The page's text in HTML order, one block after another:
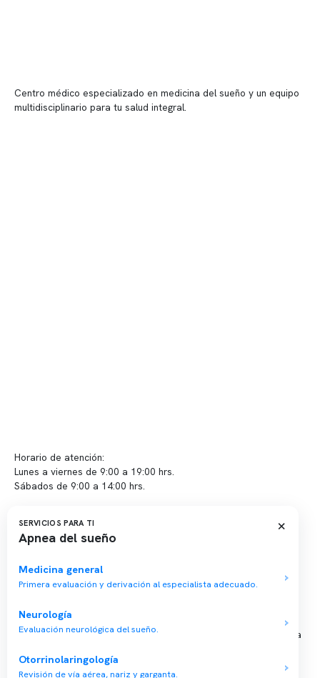
Centro médico especializado en medicina del sueño y un equipo
multidisciplinario para tu salud integral.
Horario de atención:
Lunes a viernes de 9:00 a 19:00 hrs.
Sábados de 9:00 a 14:00 hrs.
Sucursales
📍 Vitacura: Av. Kennedy 5488, Patio Inglés, piso -1, local 003
📍 Providencia: Av. Andrés Bello 2337, local 2
Reserva tu hora
Agenda tu consulta médica o examen del sueño de forma rápida
→ Reservar ahora
SERVICIOS PARA TI
Apnea del sueño
×
Medicina general
Primera evaluación y derivación al especialista adecuado.
Neurología
Evaluación neurológica del sueño.
Otorrinolaringología
Revisión de vía aérea, nariz y garganta.